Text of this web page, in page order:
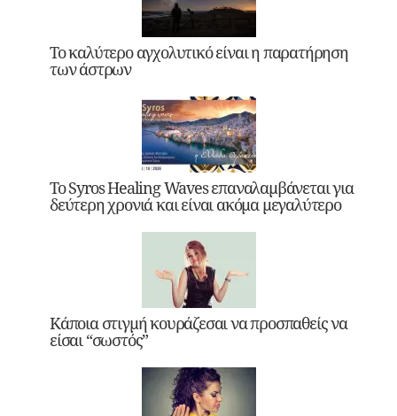
Το καλύτερο αγχολυτικό είναι η παρατήρηση
των άστρων
Το Syros Healing Waves επαναλαμβάνεται για
δεύτερη χρονιά και είναι ακόμα μεγαλύτερο
Κάποια στιγμή κουράζεσαι να προσπαθείς να
είσαι “σωστός”